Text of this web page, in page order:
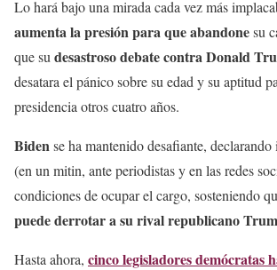
Lo hará bajo una mirada cada vez más
aumenta la presión para que abandonesu
que su desastroso debate contra Donald
desatara el pánico sobre su edad y su aptitud
presidencia otros cuatro años.
Bidense ha mantenido desafiante,
(en un mitin, ante periodistas y en las redes
condiciones de ocupar el cargo, sosteniendo
puede derrotar a su rival republicano
Hasta ahora, cinco legisladores demócratas